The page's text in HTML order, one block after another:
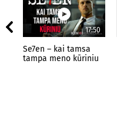
17:50
Se7en – kai tamsa
tampa meno kūriniu